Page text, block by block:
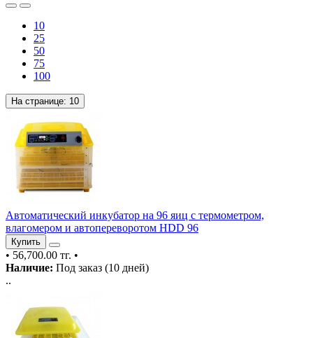
10
25
50
75
100
На странице: 10
Автоматический инкубатор на 96 яиц с термометром,
влагомером и автопереворотом HDD 96
Купить
• 56,700.00 тг. •
Наличие: Под заказ (10 дней)
..